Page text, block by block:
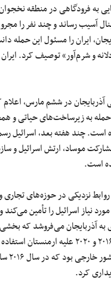
به فرودگاهی در منطقه
آسیب رساند و چند نفر را
ایران را مسئول این حمله
و شرم‌آور» توصیف کرد.
آذربایجان در ششم مارس،
حمله به زیرساخت‌های حیاتی و
چند هفته بعد، اسرائیل
موساد، ارتش اسرائیل و
است.
روابط نزدیکی در حوزه‌های
نیاز اسرائیل را تأمین می‌کند
به آذربایجان می‌فروشد که
قره‌باغ در سال‌های ۲۰۱۶ و ۲۰۲۰ علیه
کرد.